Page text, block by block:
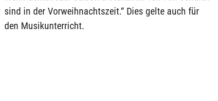
sind in der Vorweihnachtszeit.“ Dies gelte auch für
den Musikunterricht.